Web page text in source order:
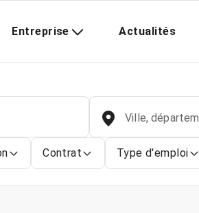
Entreprise Actualités
Ville,
Contrat Type d'emploi